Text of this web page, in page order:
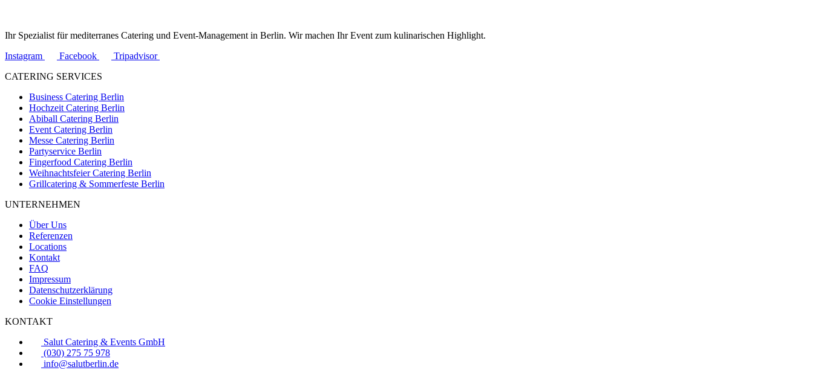
Ihr Spezialist für mediterranes Catering und Event-Management in Berlin. Wir machen Ihr Event zum kulinarischen Highlight.
Instagram
Facebook
Tripadvisor
CATERING SERVICES
Business Catering Berlin
Hochzeit Catering Berlin
Abiball Catering Berlin
Event Catering Berlin
Messe Catering Berlin
Partyservice Berlin
Fingerfood Catering Berlin
Weihnachtsfeier Catering Berlin
Grillcatering & Sommerfeste Berlin
UNTERNEHMEN
Über Uns
Referenzen
Locations
Kontakt
FAQ
Impressum
Datenschutzerklärung
Cookie Einstellungen
KONTAKT
Salut Catering & Events GmbH
(030) 275 75 978
info@salutberlin.de